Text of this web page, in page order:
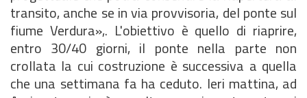
transito, anche se in via provvisoria, del ponte sul
fiume Verdura»,. L'obiettivo è quello di riaprire,
entro 30/40 giorni, il ponte nella parte non
crollata la cui costruzione è successiva a quella
che una settimana fa ha ceduto. Ieri mattina, ad